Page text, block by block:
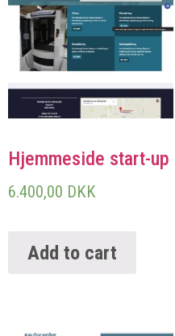
Hjemmeside start-up
6.400,00 DKK
Add to cart